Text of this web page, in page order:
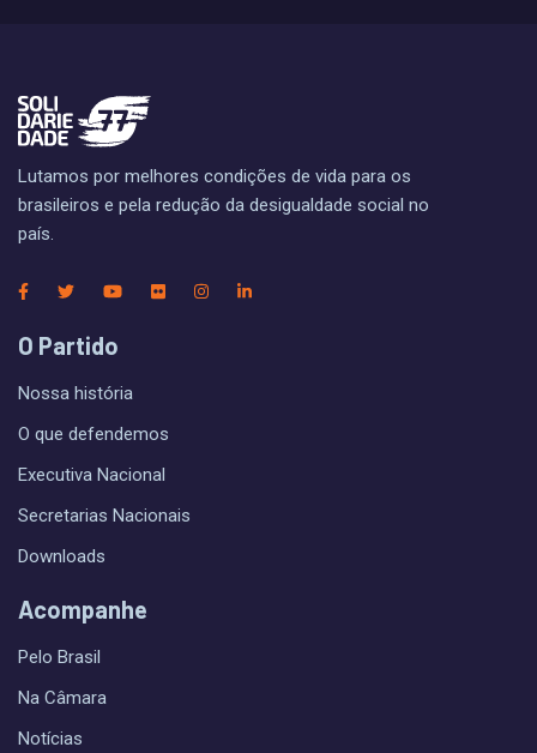
Lutamos por melhores condições de vida para os
brasileiros e pela redução da desigualdade social no
país.
O Partido
Nossa história
O que defendemos
Executiva Nacional
Secretarias Nacionais
Downloads
Acompanhe
Pelo Brasil
Na Câmara
Notícias